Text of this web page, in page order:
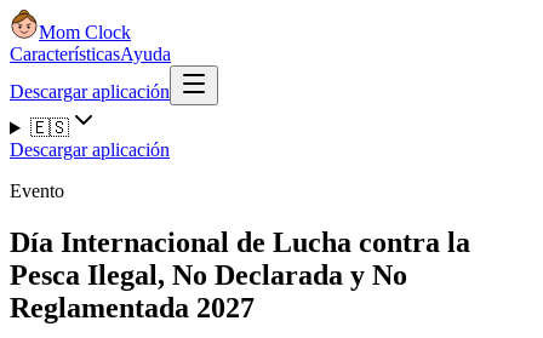
Mom Clock
CaracterísticasAyuda
Descargar aplicación
🇪🇸
Descargar aplicación
Evento
Día Internacional de Lucha contra la
Pesca Ilegal, No Declarada y No
Reglamentada 2027